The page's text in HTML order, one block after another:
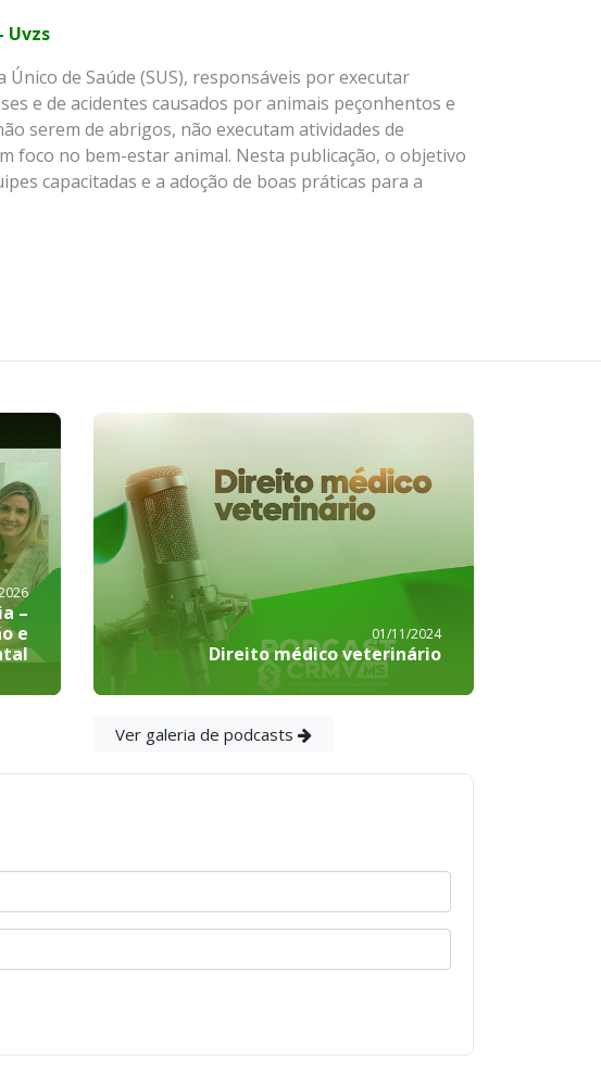
Uvzs
de Saúde (SUS), responsáveis por executar
e de acidentes causados por animais peçonhentos e
serem de abrigos, não executam atividades de
foco no bem-estar animal. Nesta publicação, o objetivo
capacitadas e a adoção de boas práticas para a
–
e
01/11/2024
Direito médico veterinário
Ver galeria de podcasts